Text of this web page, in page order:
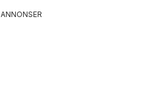
ANNONSER